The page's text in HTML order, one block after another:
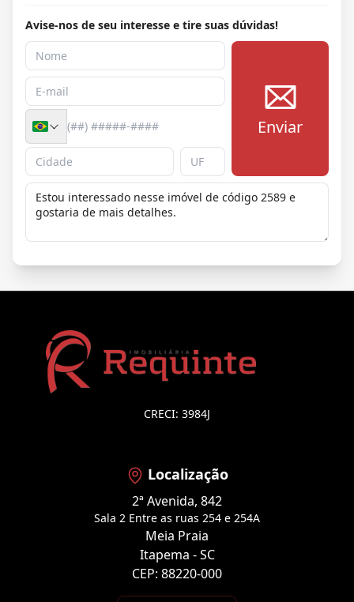
Avise-nos de seu interesse e tire suas dúvidas!
Enviar
CRECI: 3984J
Localização
2ª Avenida, 842
Sala 2 Entre as ruas 254 e 254A
Meia Praia
Itapema - SC
CEP: 88220-000